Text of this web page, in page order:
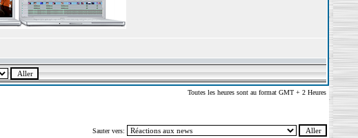
Toutes les heures sont au format GMT + 2 Heures
Sauter vers: